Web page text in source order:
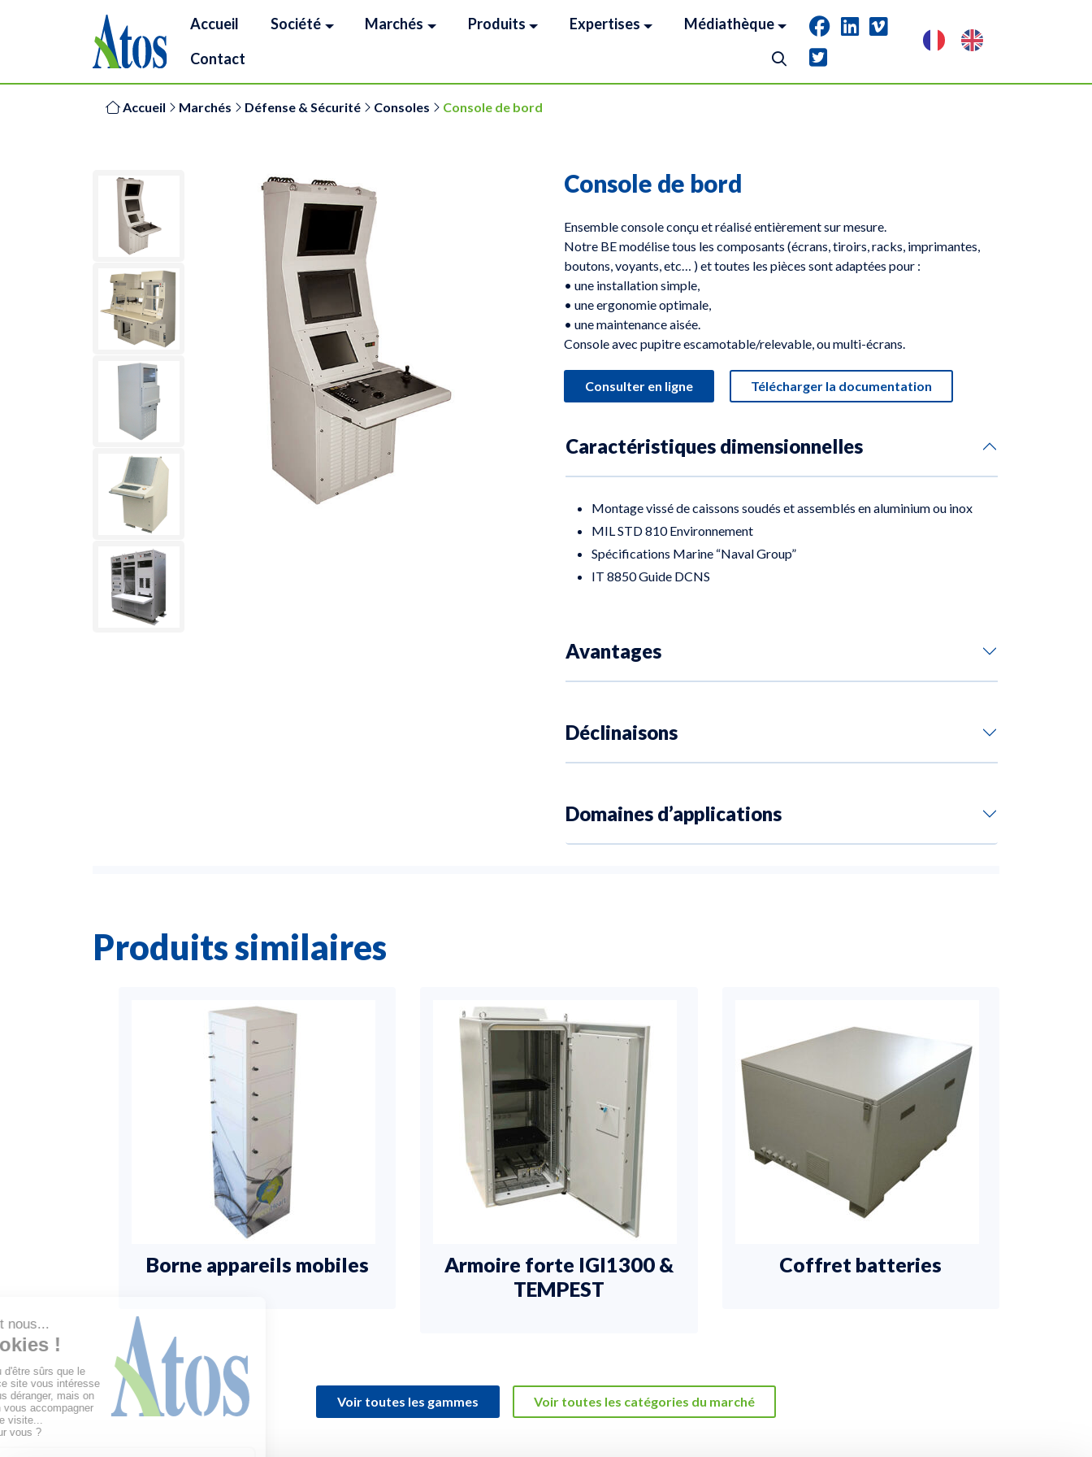
Accueil Société Marchés Produits Expertises
Médiathèque
Contact
Accueil Marchés Défense & Sécurité Consoles Console de bord
Console de bord
Ensemble console conçu et réalisé entièrement sur mesure.
Notre BE modélise tous les composants (écrans, tiroirs, racks, imprimantes,
boutons, voyants, etc… ) et toutes les pièces sont adaptées pour :
• une installation simple,
• une ergonomie optimale,
• une maintenance aisée.
Console avec pupitre escamotable/relevable, ou multi-écrans.
Consulter en ligne Télécharger la documentation
Caractéristiques dimensionnelles
Montage vissé de caissons soudés et assemblés en aluminium ou inox
MIL STD 810 Environnement
Spécifications Marine “Naval Group”
IT 8850 Guide DCNS
Avantages
Déclinaisons
Domaines d’applications
Produits similaires
Borne appareils mobiles
Armoire forte IGI1300 &
TEMPEST
Coffret batteries
Voir toutes les gammes Voir toutes les catégories du marché